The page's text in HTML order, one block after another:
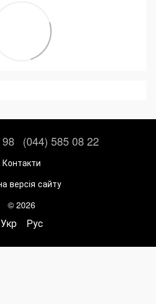
(044) 585 08 22
Контакти
версія сайту
© 2026
Укр Рус